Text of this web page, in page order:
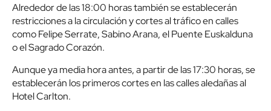
Alrededor de las 18:00 horas también se establecerán
restricciones a la circulación y cortes al tráfico en calles
como Felipe Serrate, Sabino Arana, el Puente Euskalduna
o el Sagrado Corazón.
Aunque ya media hora antes, a partir de las 17:30 horas, se
establecerán los primeros cortes en las calles aledañas al
Hotel Carlton.